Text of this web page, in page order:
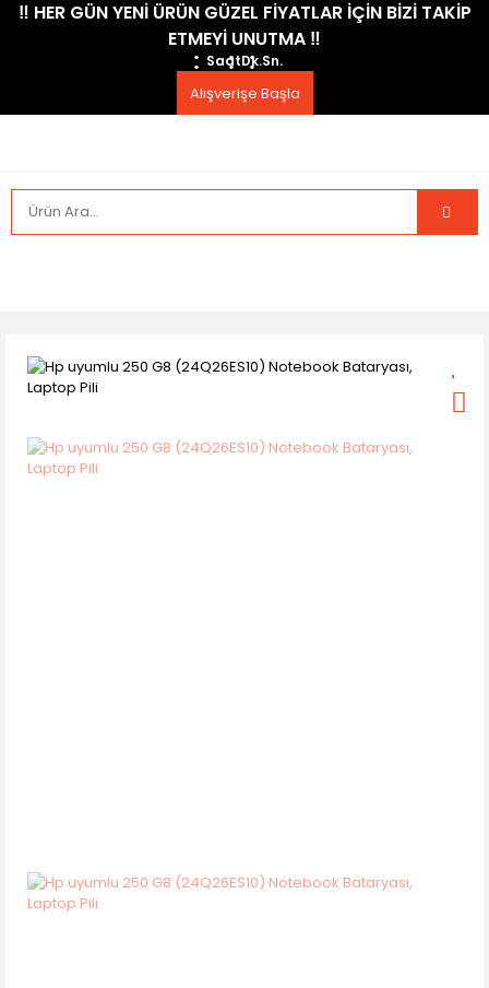
​‼️​ HER GÜN YENİ ÜRÜN GÜZEL FİYATLAR İÇİN BİZİ TAKİP
ETMEYİ UNUTMA ​‼️​
SaatDk.Sn.
Alışverişe Başla